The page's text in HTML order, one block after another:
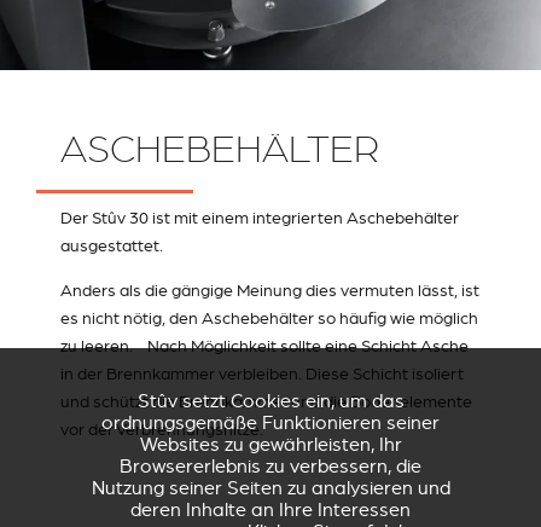
ASCHEBEHÄLTER
Der Stûv 30 ist mit einem integrierten Aschebehälter
ausgestattet.
Anders als die gängige Meinung dies vermuten lässt, ist
es nicht nötig, den Aschebehälter so häufig wie möglich
zu leeren. Nach Möglichkeit sollte eine Schicht Asche
in der Brennkammer verbleiben. Diese Schicht isoliert
und schützt die Brennkammer und die Bodenelemente
vor der Verbrennungshitze.
Stûv setzt Cookies ein, um das
ordnungsgemäße Funktionieren seiner
Websites zu gewährleisten, Ihr
Browsererlebnis zu verbessern, die
Nutzung seiner Seiten zu analysieren und
deren Inhalte an Ihre Interessen